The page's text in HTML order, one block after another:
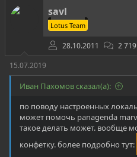
savl
Lotus Team
28.10.2011 2 719
15.07.2019
Иван Пахомов сказал(а):
по поводу настроенных
может помочь panagenda
такое делать может. вообще
конфетку. более подробно тут: